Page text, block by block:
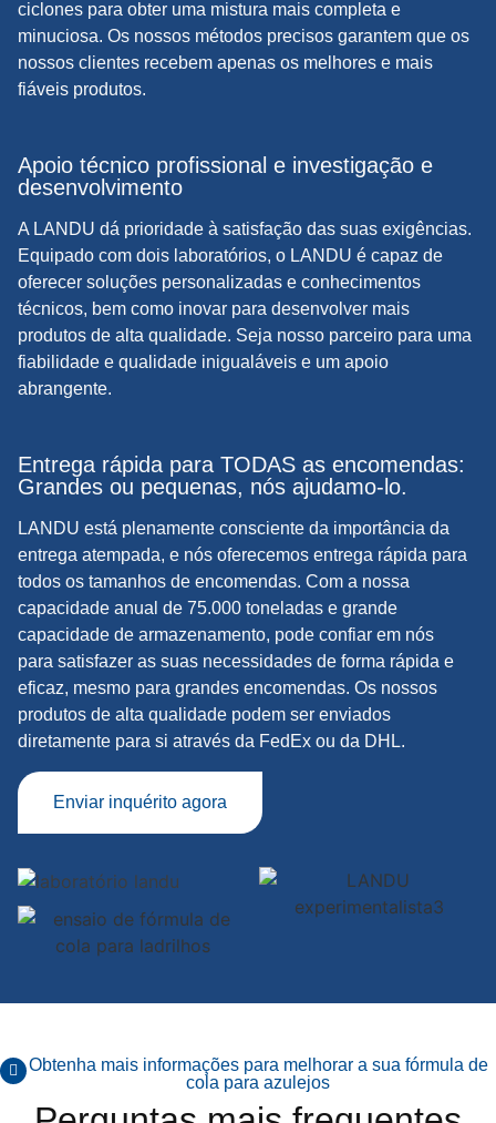
ciclones para obter uma mistura mais completa e
minuciosa. Os nossos métodos precisos garantem que os
nossos clientes recebem apenas os melhores e mais
fiáveis produtos.
Apoio técnico profissional e investigação e
desenvolvimento
A LANDU dá prioridade à satisfação das suas exigências.
Equipado com dois laboratórios, o LANDU é capaz de
oferecer soluções personalizadas e conhecimentos
técnicos, bem como inovar para desenvolver mais
produtos de alta qualidade. Seja nosso parceiro para uma
fiabilidade e qualidade inigualáveis e um apoio
abrangente.
Entrega rápida para TODAS as encomendas:
Grandes ou pequenas, nós ajudamo-lo.
LANDU está plenamente consciente da importância da
entrega atempada, e nós oferecemos entrega rápida para
todos os tamanhos de encomendas. Com a nossa
capacidade anual de 75.000 toneladas e grande
capacidade de armazenamento, pode confiar em nós
para satisfazer as suas necessidades de forma rápida e
eficaz, mesmo para grandes encomendas. Os nossos
produtos de alta qualidade podem ser enviados
diretamente para si através da FedEx ou da DHL.
Enviar inquérito agora
Obtenha mais informações para melhorar a sua fórmula de
cola para azulejos